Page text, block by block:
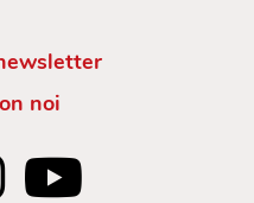
noi